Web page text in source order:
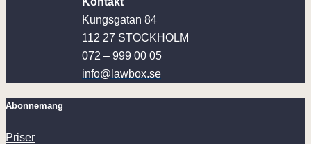
Kungsgatan 84
112 27 STOCKHOLM
072 – 999 00 05
info@lawbox.se
Abonnemang
Priser